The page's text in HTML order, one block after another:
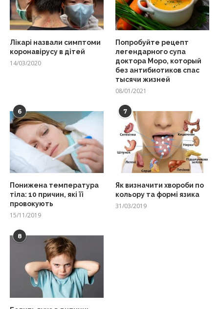
Лікарі назвали симптоми
коронавірусу в дітей
14/03/2020
Попробуйте рецепт
легендарного супа
доктора Моро, который
без антибиотиков спас
тысячи жизней
08/01/2021
6
Понижена температура
тіла: 10 причин, які її
провокують
15/11/2019
7
Як визначити хвороби по
кольору та формі язика
31/03/2019
8